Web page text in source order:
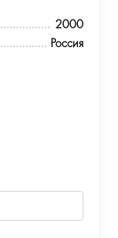
2000
Россия